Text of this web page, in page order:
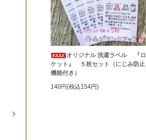
オリジナル 洗濯ラベル 『ロ
ケット』 ５枚セット（にじみ防止
機能付き）
140円(税込154円)